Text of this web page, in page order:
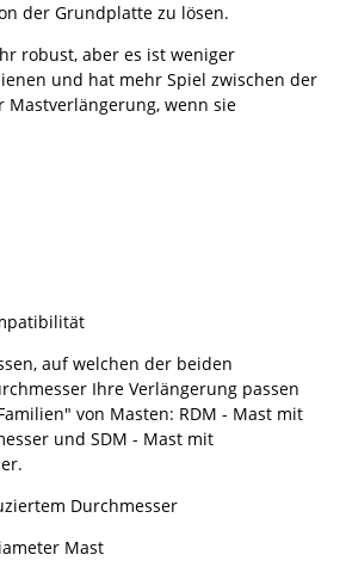
der Grundplatte zu lösen.
robust, aber es ist weniger
und hat mehr Spiel zwischen der
wenn sie
auf welchen der beiden
Ihre Verlängerung passen
von Masten: RDM - Mast mit
und SDM - Mast mit
Durchmesser